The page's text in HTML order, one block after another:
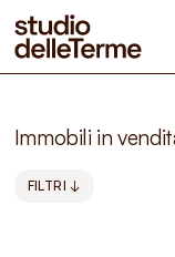
Immobili in
FILTRI ↓